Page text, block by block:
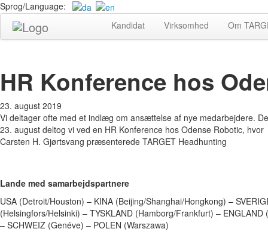
Sprog/Language:
Kandidat
Virksomhed Om
HR Konference hos
23. august 2019
Vi deltager ofte med et indlæg om ansættelse af nye medarbejdere.
23. august deltog vi ved en HR Konference hos Odense Robotic, hvor
Carsten H. Gjørtsvang præsenterede TARGET Headhunting
Lande med samarbejdspartnere
USA (Detroit/Houston) – KINA (Beijing/Shanghai/Hongkong) –
(Helsingfors/Helsinki) – TYSKLAND (Hamborg/Frankfurt) –
– SCHWEIZ (Genéve) – POLEN (Warszawa)